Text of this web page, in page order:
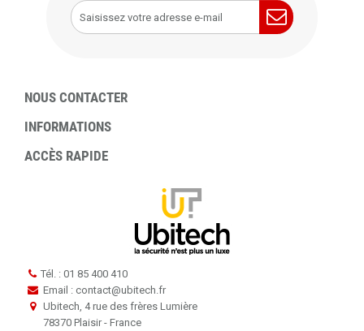
NOUS CONTACTER
INFORMATIONS
ACCÈS RAPIDE
Tél. : 01 85 400 410
Email : contact@ubitech.fr
Ubitech, 4 rue des frères Lumière
78370 Plaisir - France